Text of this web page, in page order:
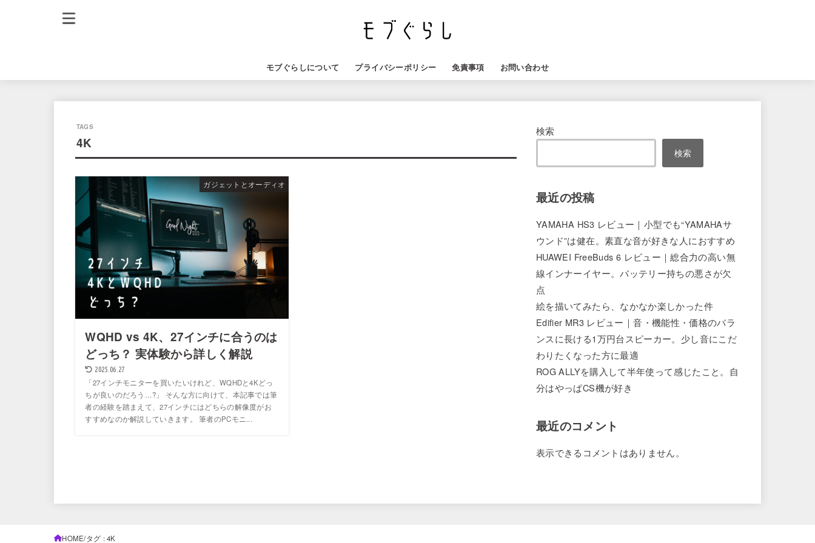
モブぐらしについて プライバシーポリシー 免責事項 お問い合わせ
4K
ガジェットとオーディオ
WQHD vs 4K、27インチに合うのは
どっち？ 実体験から詳しく解説
2025.06.27
「27インチモニターを買いたいけれど、WQHDと4Kどっ
ちが良いのだろう…?」 そんな方に向けて、本記事では筆
者の経験を踏まえて、27インチにはどちらの解像度がお
すすめなのか解説していきます。 筆者のPCモニ...
検索
検索
最近の投稿
YAMAHA HS3 レビュー｜小型でも“YAMAHAサ
ウンド”は健在。素直な音が好きな人におすすめ
HUAWEI FreeBuds 6 レビュー｜総合力の高い無
線インナーイヤー。バッテリー持ちの悪さが欠
点
絵を描いてみたら、なかなか楽しかった件
Edifier MR3 レビュー｜音・機能性・価格のバラ
ンスに長ける1万円台スピーカー。少し音にこだ
わりたくなった方に最適
ROG ALLYを購入して半年使って感じたこと。自
分はやっぱCS機が好き
最近のコメント
表示できるコメントはありません。
HOME タグ : 4K